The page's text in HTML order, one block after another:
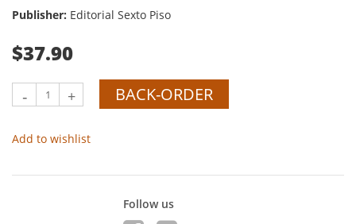
Publisher: Editorial Sexto Piso
$37.90
- + BACK-ORDER
Add to wishlist
Follow us